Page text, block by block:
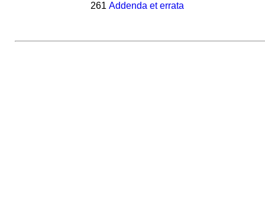
261 Addenda et errata